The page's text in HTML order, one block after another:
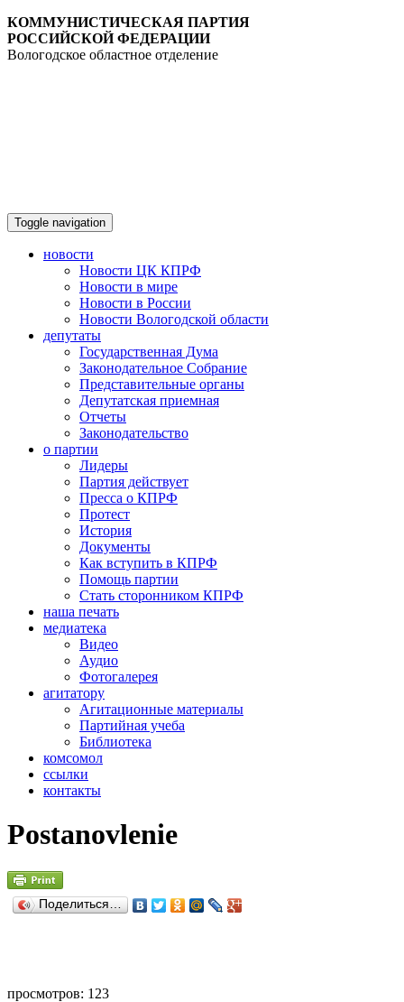
КОММУНИСТИЧЕСКАЯ ПАРТИЯ
РОССИЙСКОЙ ФЕДЕРАЦИИ
Вологодское областное отделение
Toggle navigation
новости
Новости ЦК КПРФ
Новости в мире
Новости в России
Новости Вологодской области
депутаты
Государственная Дума
Законодательное Собрание
Представительные органы
Депутатская приемная
Отчеты
Законодательство
о партии
Лидеры
Партия действует
Пресса о КПРФ
Протест
История
Документы
Как вступить в КПРФ
Помощь партии
Стать сторонником КПРФ
наша печать
медиатека
Видео
Аудио
Фотогалерея
агитатору
Агитационные материалы
Партийная учеба
Библиотека
комсомол
ссылки
контакты
Postanovlenie
Поделиться…
просмотров: 123